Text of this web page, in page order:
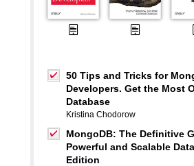
50 Tips and Tricks for
Developers. Get the Most
Database
Kristina Chodorow
MongoDB: The Definitive
Powerful and Scalable
Edition